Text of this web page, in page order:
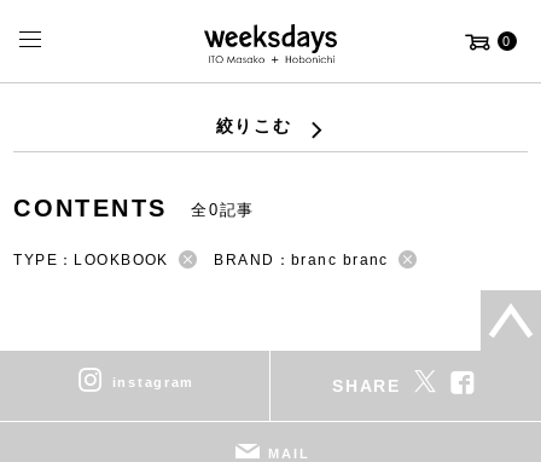
0
絞りこむ
CONTENTS 全0記事
TYPE：LOOKBOOK BRAND：branc branc
instagram SHARE
MAIL